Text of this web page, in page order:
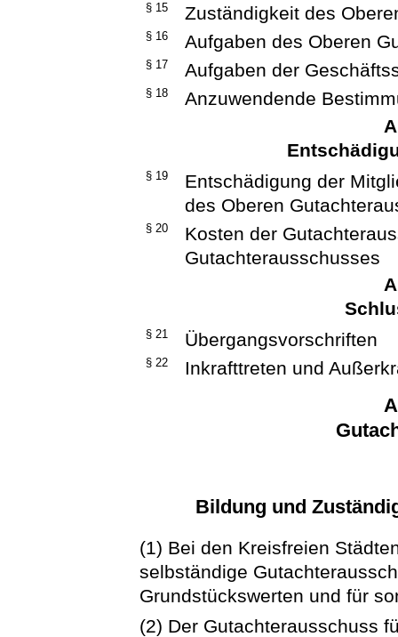
§ 15 Zuständigkeit des
§ 16 Aufgaben des Oberen
§ 17 Aufgaben der
§ 18
Anzuwendende
§ 19
Entschädigung der
des Oberen
§ 20
Kosten der
Gutachterausschusses
§ 21 Übergangsvorschriften
§ 22 Inkrafttreten und
Bildung und
(1) Bei den Kreisfreien
selbständige
Grundstückswerten und für
(2) Der Gutachterausschuss